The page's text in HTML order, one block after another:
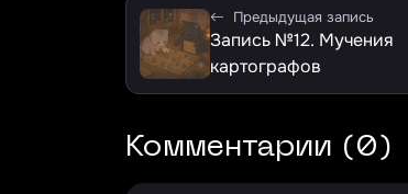
Предыдущая запись
Запись №12. Мучения
картографов
Комментарии (0)